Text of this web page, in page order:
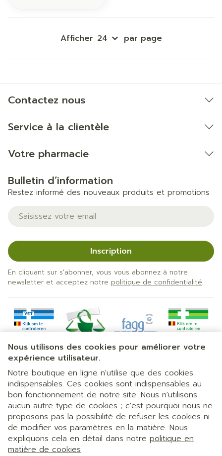
Nous utilisons des cookies pour améliorer votre
expérience utilisateur.
Notre boutique en ligne n'utilise que des cookies
indispensables. Ces cookies sont indispensables au
bon fonctionnement de notre site. Nous n'utilisons
aucun autre type de cookies ; c'est pourquoi nous ne
proposons pas la possibilité de refuser les cookies ni
de modifier vos paramètres en la matière. Nous
expliquons cela en détail dans notre politique en
matière de cookies
Afficher par page
Contactez nous
Service à la clientèle
Votre pharmacie
Bulletin d’information
Restez informé des nouveaux produits et promotions
Adresse mail
Inscription
En cliquant sur s'abonner, vous vous abonnez à notre
newsletter et acceptez notre politique de confidentialité.
Liens légaux